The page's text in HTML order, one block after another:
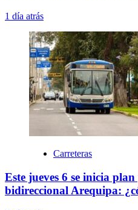
1 día atrás
Carreteras
Este jueves 6 se inicia
bidireccional Arequipa: